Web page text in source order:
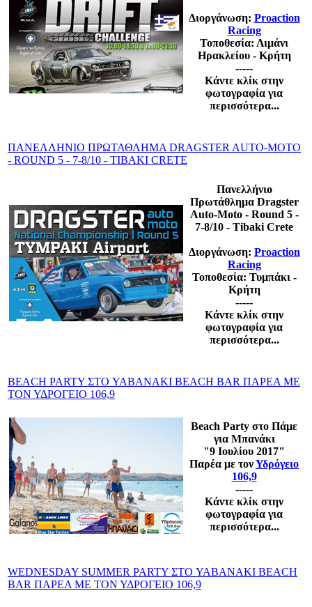
Διοργάνωση: Proaction
Racing
Τοποθεσία: Λιμάνι
Ηρακλείου - Κρήτη
-----
Κάντε κλίκ στην
φωτογραφία για
περισσότερα...
ΠΑΝΕΛΛΗΝΙΟ ΠΡΩΤΑΘΛΗΜΑ DRAGSTER AUTO-MOTO
- ROUND 5 - 7-8/10 - TIBAKI CRETE
Πανελλήνιο
Πρωτάθλημα Dragster
Auto-Moto - Round 5 -
7-8/10 - Tibaki Crete
Διοργάνωση: Proaction
Racing
Τοποθεσία: Τυμπάκι -
Κρήτη
-----
Κάντε κλίκ στην
φωτογραφία για
περισσότερα...
BEACH PARTY ΣΤΟ YABANAKI BEACH BAR ΠΑΡΕΑ ΜΕ
ΤΟΝ ΥΔΡΟΓΕΙΟ 106,9
Beach Party στο Πάμε
για Μπανάκι
"9 Ιουλίου 2017"
Παρέα με τονΥδρόγειο
106,9
-----
Κάντε κλίκ στην
φωτογραφία για
περισσότερα...
WEDNESDAY SUMMER PARTY ΣΤΟ YABANAKI BEACH
BAR ΠΑΡΕΑ ΜΕ ΤΟΝ ΥΔΡΟΓΕΙΟ 106,9